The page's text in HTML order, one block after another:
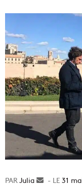
Julia
Envoyer
31